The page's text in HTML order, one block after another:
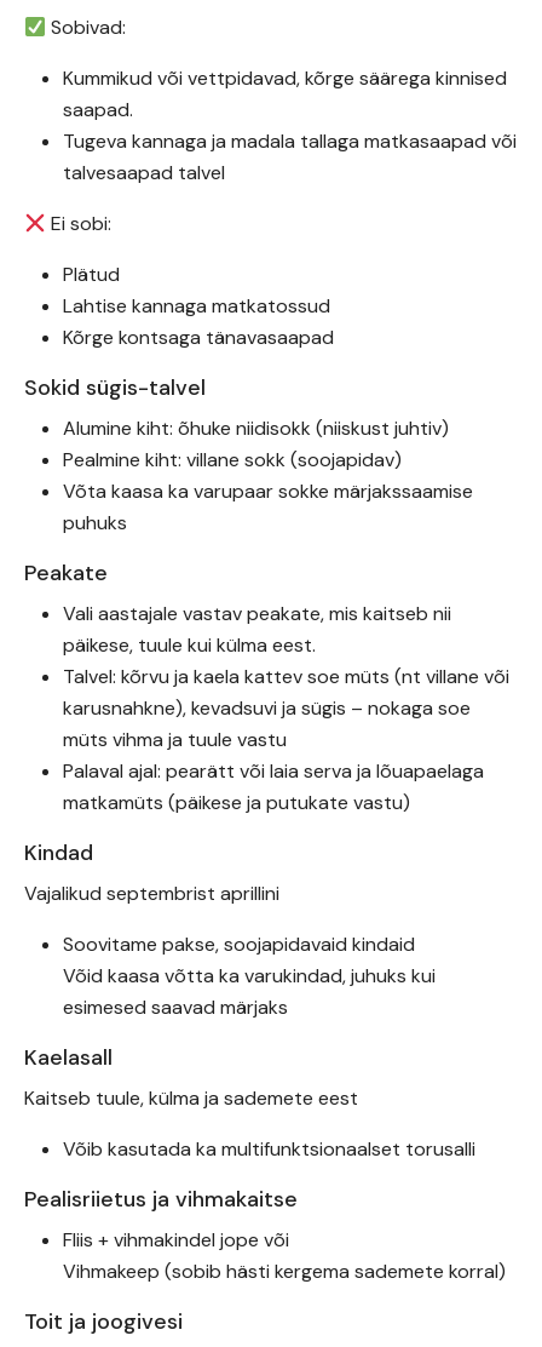
Sobivad:
Kummikud või vettpidavad, kõrge säärega kinnised
saapad.
Tugeva kannaga ja madala tallaga matkasaapad või
talvesaapad talvel
Ei sobi:
Plätud
Lahtise kannaga matkatossud
Kõrge kontsaga tänavasaapad
Sokid sügis-talvel
Alumine kiht: õhuke niidisokk (niiskust juhtiv)
Pealmine kiht: villane sokk (soojapidav)
Võta kaasa ka varupaar sokke märjakssaamise
puhuks
Peakate
Vali aastajale vastav peakate, mis kaitseb nii
päikese, tuule kui külma eest.
Talvel: kõrvu ja kaela kattev soe müts (nt villane või
karusnahkne), kevadsuvi ja sügis – nokaga soe
müts vihma ja tuule vastu
Palaval ajal: pearätt või laia serva ja lõuapaelaga
matkamüts (päikese ja putukate vastu)
Kindad
Vajalikud septembrist aprillini
Soovitame pakse, soojapidavaid kindaid
Võid kaasa võtta ka varukindad, juhuks kui
esimesed saavad märjaks
Kaelasall
Kaitseb tuule, külma ja sademete eest
Võib kasutada ka multifunktsionaalset torusalli
Pealisriietus ja vihmakaitse
Fliis + vihmakindel jope või
Vihmakeep (sobib hästi kergema sademete korral)
Toit ja joogivesi